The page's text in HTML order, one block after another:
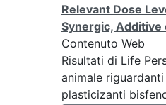
Relevant Dose
Synergic,
Contenuto Web
Risultati di Life
animale
plasticizanti